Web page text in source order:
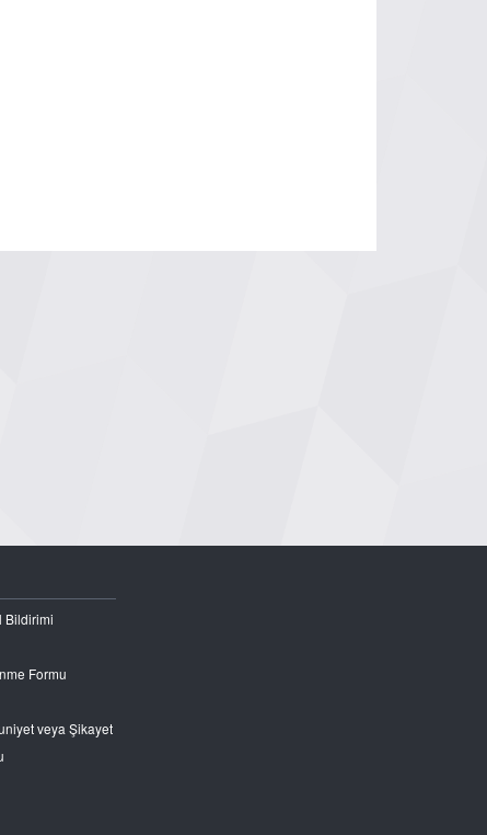
Bildirimi
Formu
veya Şikayet